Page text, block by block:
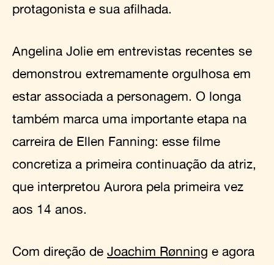
protagonista e sua afilhada.
Angelina Jolie em entrevistas recentes se
demonstrou extremamente orgulhosa em
estar associada a personagem. O longa
também marca uma importante etapa na
carreira de Ellen Fanning: esse filme
concretiza a primeira continuação da atriz,
que interpretou Aurora pela primeira vez
aos 14 anos.
Com direção de Joachim Rønning e agora